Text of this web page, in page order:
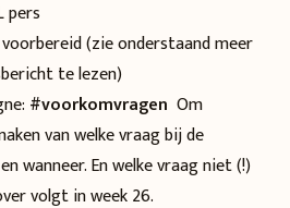
pers
voorbereid (zie onderstaand meer
te lezen)
#voorkomvragen Om
van welke vraag bij de
wanneer. En welke vraag niet (!)
volgt in week 26.